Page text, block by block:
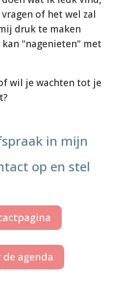
of het wel zal
druk te maken
"nagenieten" met
wil je wachten tot je
in mijn
op en stel
de agenda